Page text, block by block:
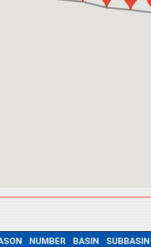
NUMBER BASIN
SUBBASIN